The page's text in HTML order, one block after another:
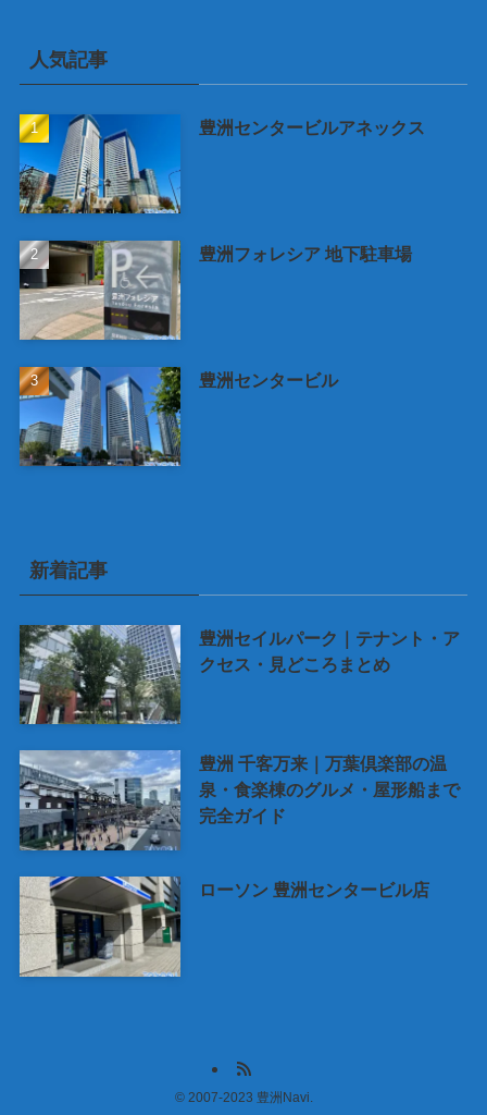
人気記事
豊洲センタービルアネックス
豊洲フォレシア 地下駐車場
豊洲センタービル
新着記事
豊洲セイルパーク｜テナント・ア
クセス・見どころまとめ
豊洲 千客万来｜万葉倶楽部の温
泉・食楽棟のグルメ・屋形船まで
完全ガイド
ローソン 豊洲センタービル店
©2007-2023 豊洲Navi.